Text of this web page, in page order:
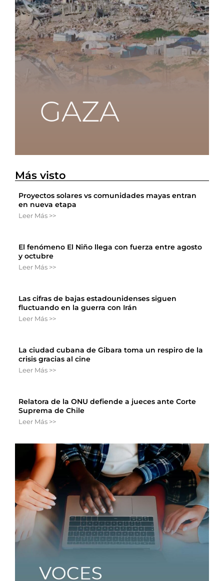
Más visto
Proyectos solares vs comunidades mayas entran
en nueva etapa
Leer Más >>
El fenómeno El Niño llega con fuerza entre agosto
y octubre
Leer Más >>
Las cifras de bajas estadounidenses siguen
fluctuando en la guerra con Irán
Leer Más >>
La ciudad cubana de Gibara toma un respiro de la
crisis gracias al cine
Leer Más >>
Relatora de la ONU defiende a jueces ante Corte
Suprema de Chile
Leer Más >>